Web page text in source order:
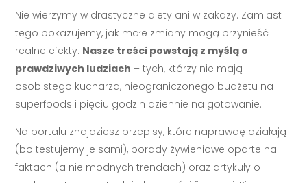
Nie wierzymy w drastyczne diety ani w zakazy. Zamiast
tego pokazujemy, jak małe zmiany mogą przynieść
realne efekty. Nasze treści powstają z myślą o
prawdziwych ludziach – tych, którzy nie mają
osobistego kucharza, nieograniczonego budżetu na
superfoods i pięciu godzin dziennie na gotowanie.
Na portalu znajdziesz przepisy, które naprawdę działają
(bo testujemy je sami), porady żywieniowe oparte na
faktach (a nie modnych trendach) oraz artykuły o